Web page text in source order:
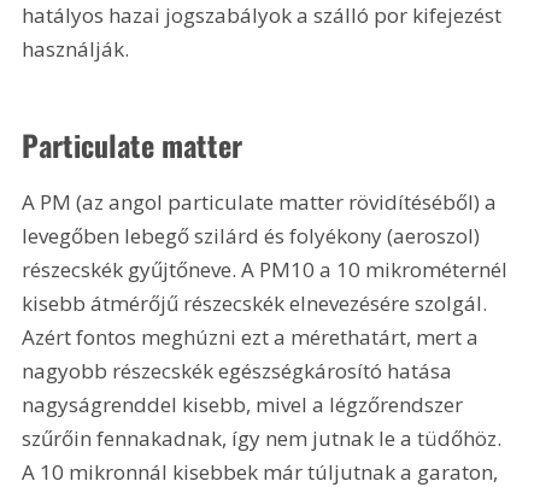
hatályos hazai jogszabályok a szálló por kifejezést
használják.
Particulate matter
A PM (az angol particulate matter rövidítéséből) a
levegőben lebegő szilárd és folyékony (aeroszol)
részecskék gyűjtőneve. A PM10 a 10 mikrométernél
kisebb átmérőjű részecskék elnevezésére szolgál.
Azért fontos meghúzni ezt a mérethatárt, mert a
nagyobb részecskék egészségkárosító hatása
nagyságrenddel kisebb, mivel a légzőrendszer
szűrőin fennakadnak, így nem jutnak le a tüdőhöz.
A 10 mikronnál kisebbek már túljutnak a garaton,